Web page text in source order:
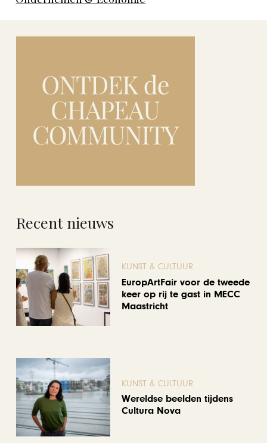
Recent nieuws
KUNST & CULTUUR
EuropArtFair voor de tweede
keer op rij te gast in MECC
Maastricht
KUNST & CULTUUR
Wereldse beelden tijdens
Cultura Nova